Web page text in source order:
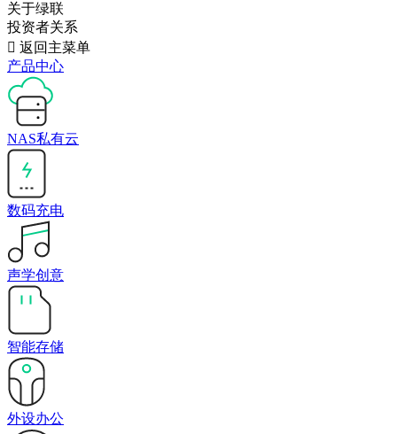
关于绿联
投资者关系
 返回主菜单
产品中心
NAS私有云
数码充电
声学创意
智能存储
外设办公